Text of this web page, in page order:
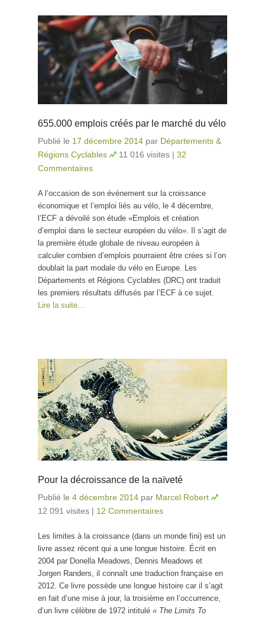
655.000 emplois créés par le marché du vélo
Publié le 17 décembre 2014 par Départements &
Régions Cyclables
11 016 visites | 32
Commentaires
A l’occasion de son événement sur la croissance
économique et l’emploi liés au vélo, le 4 décembre,
l’ECF a dévoilé son étude «Emplois et création
d’emploi dans le secteur européen du vélo». Il s’agit de
la première étude globale de niveau européen à
calculer combien d’emplois pourraient être crées si l’on
doublait la part modale du vélo en Europe. Les
Départements et Régions Cyclables (DRC) ont traduit
les premiers résultats diffusés par l’ECF à ce sujet.
Lire la suite…
Pour la décroissance de la naïveté
Publié le 4 décembre 2014 par Marcel Robert
12 091 visites | 12 Commentaires
Les limites à la croissance (dans un monde fini) est un
livre assez récent qui a une longue histoire. Écrit en
2004 par Donella Meadows, Dennis Meadows et
Jorgen Randers, il connaît une traduction française en
2012. Ce livre possède une longue histoire car il s’agit
en fait d’une mise à jour, la troisième en l’occurrence,
d’un livre célèbre de 1972 intitulé « The Limits To